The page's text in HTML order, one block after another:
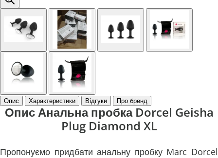
Опис Характеристики Відгуки Про бренд
Опис Анальна пробка Dorcel Geisha
Plug Diamond XL
Пропонуємо придбати анальну пробку Marc Dorcel